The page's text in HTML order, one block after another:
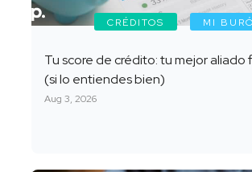
CRÉDITOS MI BURÓ
Tu score de crédito: tu mejor aliado
(si lo entiendes bien)
Aug 3, 2026